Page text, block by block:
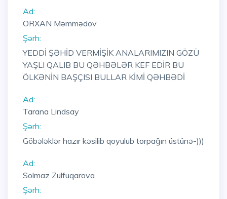
Ad:
ORXAN Məmmədov
Şərh:
YEDDİ ŞƏHİD VERMİŞİK ANALARIMIZIN GÖZÜ
YAŞLI QALIB BU QƏHBƏLƏR KEF EDİR BU
ÖLKƏNİN BAŞÇISI BULLAR KİMİ QƏHBƏDİ
Ad:
Tarana Lindsay
Şərh:
Göbələklər hazır kəsilib qoyulub torpağın üstünə-)))
Ad:
Solmaz Zulfuqarova
Şərh: